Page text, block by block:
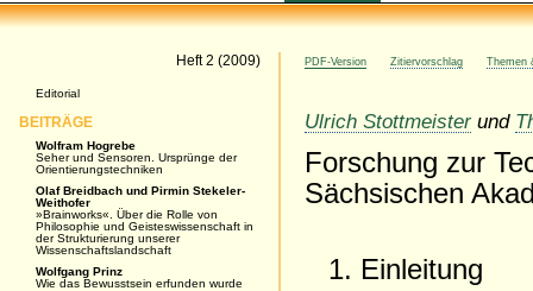
PDF-Version Zitiervorschlag Themen
Ulrich Stottmeisterund
Forschung zur
Sächsischen
1. Einleitung
Heft 2 (2009)
Editorial
BEITRÄGE
Wolfram Hogrebe
Seher und Sensoren. Ursprünge der
Orientierungstechniken
Olaf Breidbach und Pirmin Stekeler-
Weithofer
»Brainworks«. Über die Rolle von
Philosophie und Geisteswissenschaft in
der Strukturierung unserer
Wissenschaftslandschaft
Wolfgang Prinz
Wie das Bewusstsein erfunden wurde